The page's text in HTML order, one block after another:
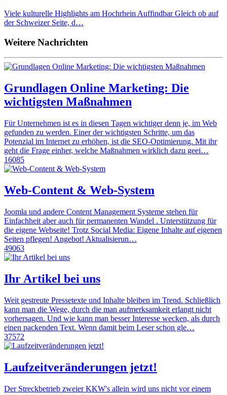
Viele kulturelle Highlights am Hochrhein Auffindbar Gleich ob auf
der Schweizer Seite, d…
Weitere Nachrichten
Grundlagen Online Marketing: Die
wichtigsten Maßnahmen
Für Unternehmen ist es in diesen Tagen wichtiger denn je, im Web
gefunden zu werden. Einer der wichtigsten Schritte, um das
Potenzial im Internet zu erhöhen, ist die SEO-Optimierung. Mit ihr
geht die Frage einher, welche Maßnahmen wirklich dazu geei…
16085
Web-Content & Web-System
Joomla und andere Content Management Systeme stehen für
Einfachheit aber auch für permanenten Wandel . Unterstützung für
die eigene Webseite! Trotz Social Media: Eigene Inhalte auf eigenen
Seiten pflegen! Angebot! Aktualisierun…
49063
Ihr Artikel bei uns
Weit gestreute Pressetexte und Inhalte bleiben im Trend. Schließlich
kann man die Wege, durch die man aufmerksamkeit erlangt nicht
vorhersagen. Und wie kann man besser Interesse wecken, als durch
einen packenden Text. Wenn damit beim Leser schon gle…
37572
Laufzeitveränderungen jetzt!
Der Streckbetrieb zweier KKW's allein wird uns nicht vor einem